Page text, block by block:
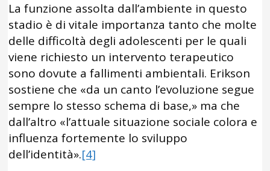
La funzione assolta dall’ambiente in questo
stadio è di vitale importanza tanto che molte
delle difficoltà degli adolescenti per le quali
viene richiesto un intervento terapeutico
sono dovute a fallimenti ambientali. Erikson
sostiene che «da un canto l’evoluzione segue
sempre lo stesso schema di base,» ma che
dall’altro «l’attuale situazione sociale colora e
influenza fortemente lo sviluppo
dell’identità».[4]